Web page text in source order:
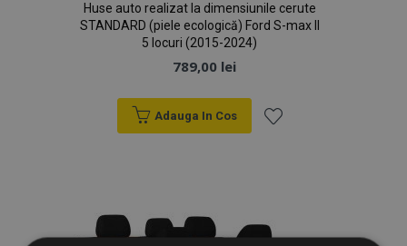
Huse auto realizat la dimensiunile cerute
STANDARD (piele ecologică) Ford S-max II
5 locuri (2015-2024)
789,00 lei
Adauga In Cos
Dorințe